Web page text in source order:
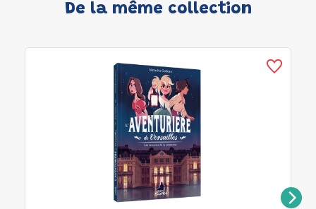
De la même collection